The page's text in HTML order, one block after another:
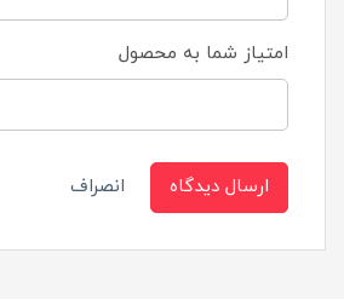
امتیاز شما به محصول
ارسال دیدگاه انصراف